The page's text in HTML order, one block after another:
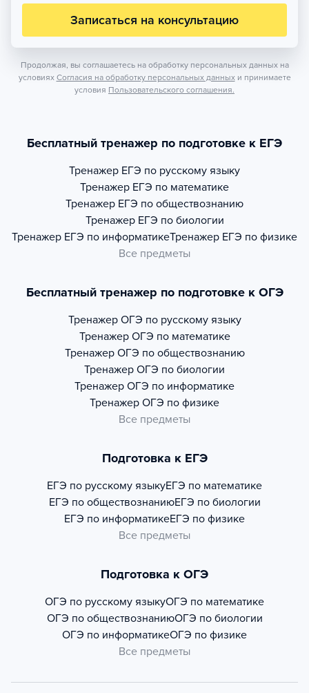
Записаться на консультацию
Продолжая, вы соглашаетесь на обработку персональных данных на
условиях Согласия на обработку персональных данных и принимаете
условия Пользовательского соглашения.
Бесплатный тренажер по подготовке к ЕГЭ
Тренажер ЕГЭ по русскому языку
Тренажер ЕГЭ по математике
Тренажер ЕГЭ по обществознанию
Тренажер ЕГЭ по биологии
Тренажер ЕГЭ по информатикеТренажер ЕГЭ по физике
Все предметы
Бесплатный тренажер по подготовке к ОГЭ
Тренажер ОГЭ по русскому языку
Тренажер ОГЭ по математике
Тренажер ОГЭ по обществознанию
Тренажер ОГЭ по биологии
Тренажер ОГЭ по информатике
Тренажер ОГЭ по физике
Все предметы
Подготовка к ЕГЭ
ЕГЭ по русскому языкуЕГЭ по математике
ЕГЭ по обществознаниюЕГЭ по биологии
ЕГЭ по информатикеЕГЭ по физике
Все предметы
Подготовка к ОГЭ
ОГЭ по русскому языкуОГЭ по математике
ОГЭ по обществознаниюОГЭ по биологии
ОГЭ по информатикеОГЭ по физике
Все предметы